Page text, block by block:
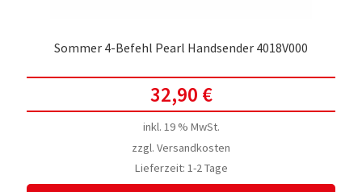
Sommer 4-Befehl Pearl Handsender 4018V000
32,90 €
inkl. 19 % MwSt.
zzgl. Versandkosten
Lieferzeit: 1-2 Tage